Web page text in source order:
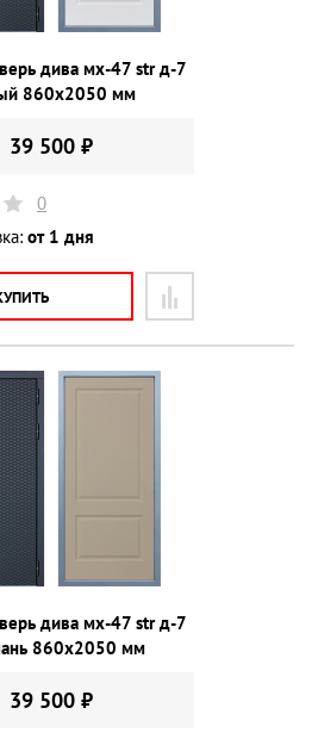
дива мх-47 str д-7
860х2050 мм
39 500 ₽
0
от 1 дня
дива мх-47 str д-7
860х2050 мм
39 500 ₽